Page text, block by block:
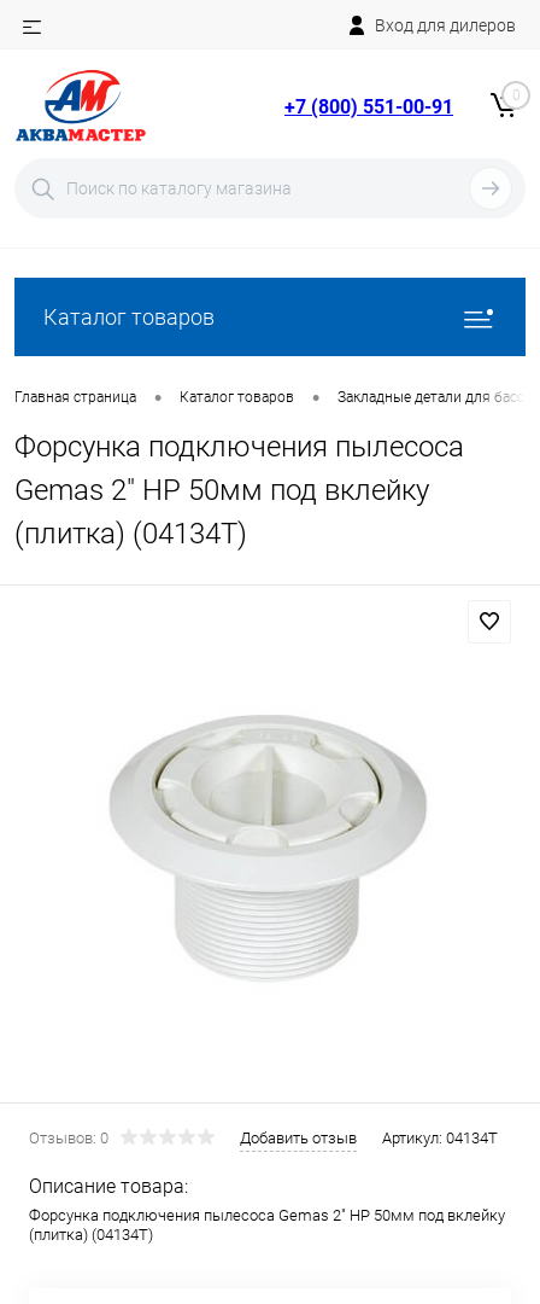
Вход для дилеров
+7 (800) 551-00-91 0
Каталог товаров
Главная страница • Каталог товаров • Закладные детали для
Форсунка подключения пылесоса
Gemas 2" НР 50мм под вклейку
(плитка) (04134T)
Отзывов: 0 Добавить отзыв Артикул: 04134T
Описание товара:
Форсунка подключения пылесоса Gemas 2" НР 50мм под вклейку
(плитка) (04134T)